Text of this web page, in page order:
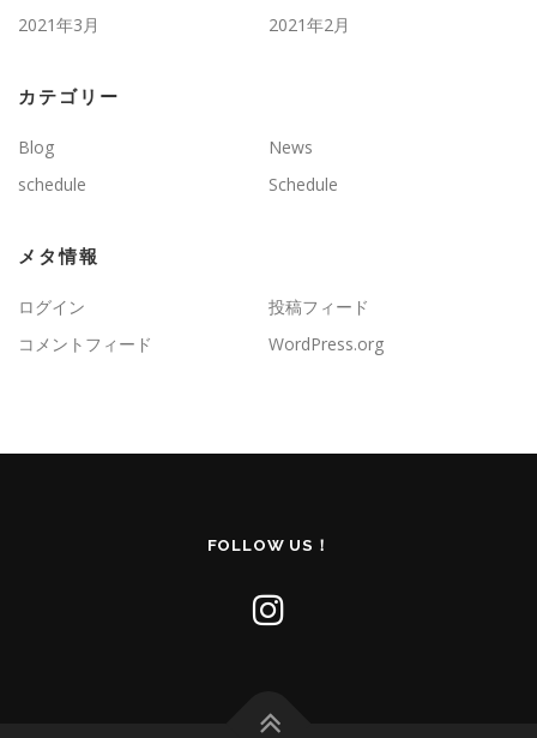
2021年3月
2021年2月
カテゴリー
Blog
News
schedule
Schedule
メタ情報
ログイン
投稿フィード
コメントフィード
WordPress.org
FOLLOW US！